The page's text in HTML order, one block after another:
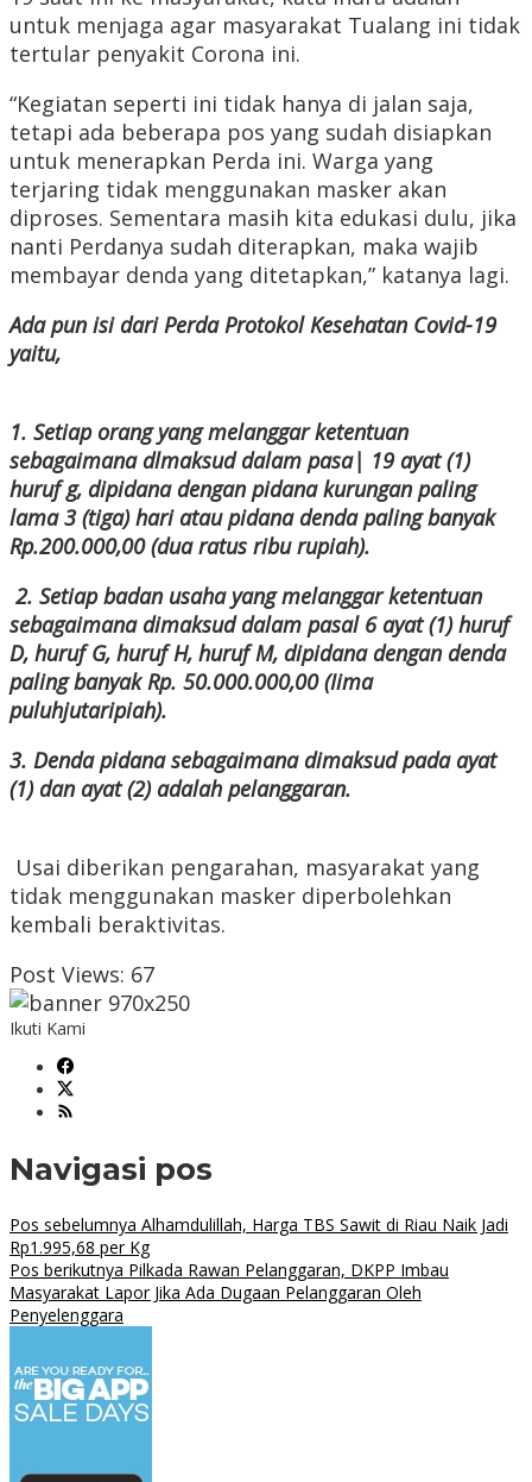
untuk menjaga agar masyarakat Tualang ini tidak
tertular penyakit Corona ini.
“Kegiatan seperti ini tidak hanya di jalan saja,
tetapi ada beberapa pos yang sudah disiapkan
untuk menerapkan Perda ini. Warga yang
terjaring tidak menggunakan masker akan
diproses. Sementara masih kita edukasi dulu, jika
nanti Perdanya sudah diterapkan, maka wajib
membayar denda yang ditetapkan,” katanya lagi.
Ada pun isi dari Perda Protokol Kesehatan Covid-19
yaitu,
1. Setiap orang yang melanggar ketentuan
sebagaimana dlmaksud dalam pasa| 19 ayat (1)
huruf g, dipidana dengan pidana kurungan paling
lama 3 (tiga) hari atau pidana denda paling banyak
Rp.200.000,00 (dua ratus ribu rupiah).
2. Setiap badan usaha yang melanggar ketentuan
sebagaimana dimaksud dalam pasal 6 ayat (1) huruf
D, huruf G, huruf H, huruf M, dipidana dengan denda
paling banyak Rp. 50.000.000,00 (Iima
puluhjutaripiah).
3. Denda pidana sebagaimana dimaksud pada ayat
(1) dan ayat (2) adalah pelanggaran.
Usai diberikan pengarahan, masyarakat yang
tidak menggunakan masker diperbolehkan
kembali beraktivitas.
Post Views: 67
Ikuti Kami
Navigasi pos
Pos sebelumnya Alhamdulillah, Harga TBS Sawit di Riau Naik Jadi
Rp1.995,68 per Kg
Pos berikutnya Pilkada Rawan Pelanggaran, DKPP Imbau
Masyarakat Lapor Jika Ada Dugaan Pelanggaran Oleh
Penyelenggara